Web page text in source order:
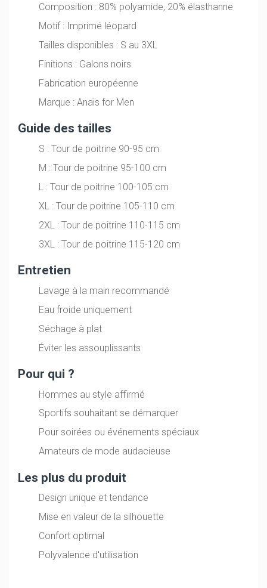
Composition : 80% polyamide, 20% élasthanne
Motif : Imprimé léopard
Tailles disponibles : S au 3XL
Finitions : Galons noirs
Fabrication européenne
Marque : Anaïs for Men
Guide des tailles
S : Tour de poitrine 90-95 cm
M : Tour de poitrine 95-100 cm
L : Tour de poitrine 100-105 cm
XL : Tour de poitrine 105-110 cm
2XL : Tour de poitrine 110-115 cm
3XL : Tour de poitrine 115-120 cm
Entretien
Lavage à la main recommandé
Eau froide uniquement
Séchage à plat
Éviter les assouplissants
Pour qui ?
Hommes au style affirmé
Sportifs souhaitant se démarquer
Pour soirées ou événements spéciaux
Amateurs de mode audacieuse
Les plus du produit
Design unique et tendance
Mise en valeur de la silhouette
Confort optimal
Polyvalence d'utilisation